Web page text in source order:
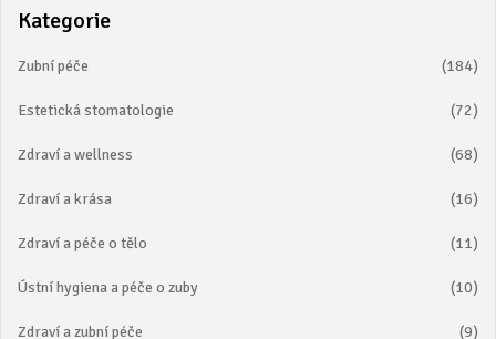
Kategorie
Zubní péče (184)
Estetická stomatologie (72)
Zdraví a wellness (68)
Zdraví a krása (16)
Zdraví a péče o tělo (11)
Ústní hygiena a péče o zuby (10)
Zdraví a zubní péče (9)